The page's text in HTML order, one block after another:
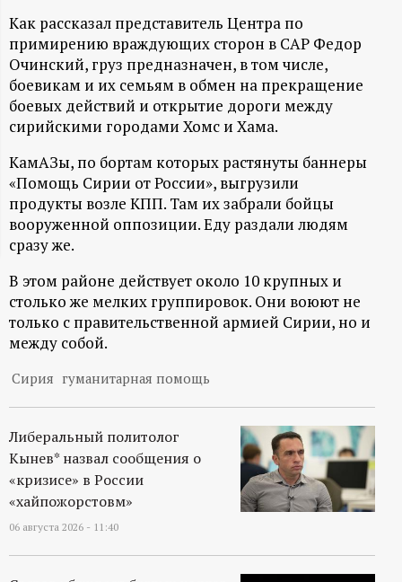
н
ф
о
м
а
ц
и
н
н
ы
й
Как рассказал представитель Центра по
примирению враждующих сторон в САР Федор
Очинский, груз предназначен, в том числе,
боевикам и их семьям в обмен на прекращение
боевых действий и открытие дороги между
сирийскими городами Хомс и Хама.
КамАЗы, по бортам которых растянуты баннеры
«Помощь Сирии от России», выгрузили
продукты возле КПП. Там их забрали бойцы
вооруженной оппозиции. Еду раздали людям
сразу же.
В этом районе действует около 10 крупных и
столько же мелких группировок. Они воюют не
только с правительственной армией Сирии, но и
между собой.
Сирия гуманитарная помощь
Либеральный политолог
Кынев* назвал сообщения о
«кризисе» в России
«хайпожорстовм»
06 августа 2026 - 11:40